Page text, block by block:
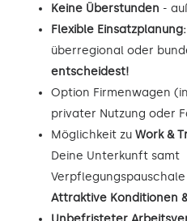
Keine Überstunden -
Flexible Einsatzplanung:
überregional oder
entscheidest!
Option Firmenwagen
privater Nutzung oder
Möglichkeit zu Work &
Deine Unterkunft samt
Verpflegungspauschale
Attraktive Konditionen